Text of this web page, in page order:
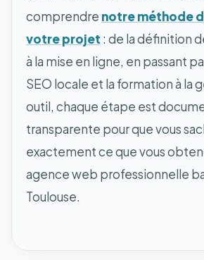
comprendre notre méthode
votre projet : de la définition
à la mise en ligne, en passant
SEO locale et la formation à la
outil, chaque étape est
transparente pour que vous
exactement ce que vous
agence web professionnelle
Toulouse.